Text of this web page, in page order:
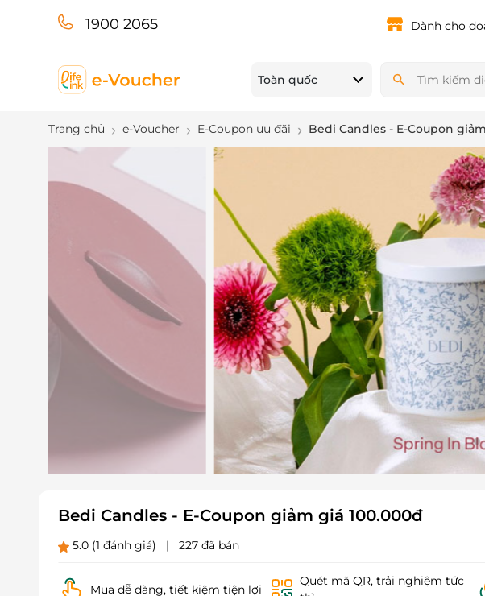
1900 2065 Dành cho
Toàn quốc
Trang chủ e-Voucher E-Coupon ưu đãi Bedi Candles - E-Coupon
Bedi Candles - E-Coupon giảm giá 100.000đ
5.0 (1 đánh giá) | 227 đã bán
Mua dễ dàng, tiết kiệm tiện lợi
Quét mã QR, trải nghiệm tức